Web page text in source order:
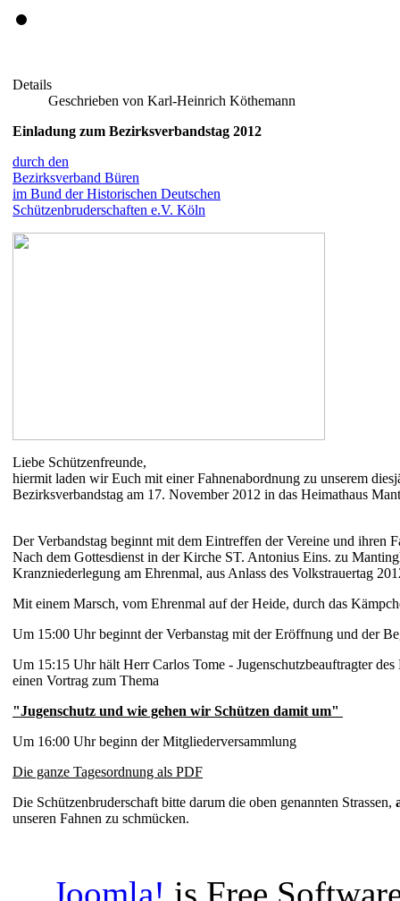
Details
Geschrieben von Karl-Heinrich Köthemann
Einladung zum Bezirksverbandstag 2012
durch den
Bezirksverband Büren
im Bund der Historischen Deutschen
Schützenbruderschaften e.V. Köln
Liebe Schützenfreunde,
hiermit laden wir Euch mit einer Fahnenabordnung zu unserem
Bezirksverbandstag am 17. November 2012 in das Heimathaus
Der Verbandstag beginnt mit dem Eintreffen der Vereine und ihren
Nach dem Gottesdienst in der Kirche ST. Antonius Eins. zu
Kranzniederlegung am Ehrenmal, aus Anlass des Volkstrauertag
Mit einem Marsch, vom Ehrenmal auf der Heide, durch das
Um 15:00 Uhr beginnt der Verbanstag mit der Eröffnung und der
Um 15:15 Uhr hält Herr Carlos Tome - Jugenschutzbeauftragter des
einen Vortrag zum Thema
"Jugenschutz und wie gehen wir Schützen damit um"
Um 16:00 Uhr beginn der Mitgliederversammlung
Die ganze Tagesordnung als PDF
Die Schützenbruderschaft bitte darum die oben genannten Strassen,
unseren Fahnen zu schmücken.